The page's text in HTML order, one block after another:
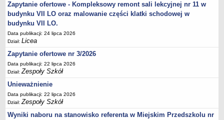
Deklaracja dostępności
DEKLARACJA DOSTĘPNOŚCI
OŚWIADCZENIA MAJĄTKOWE
PONOWNE WYKORZYSTYWANIE
Zapytanie ofertowe - Kompleksowy remont sali lekcyjnej nr 11 w
budynku VII LO oraz malowanie części klatki schodowej w
budynku VII LO.
Data publikacji: 24 lipca 2026
Dział:Licea
Zapytanie ofertowe nr 3/2026
Data publikacji: 22 lipca 2026
Dział:Zespoły Szkół
Unieważnienie
Data publikacji: 22 lipca 2026
Dział:Zespoły Szkół
Wyniki naboru na stanowisko referenta w Miejskim Przedszkolu nr